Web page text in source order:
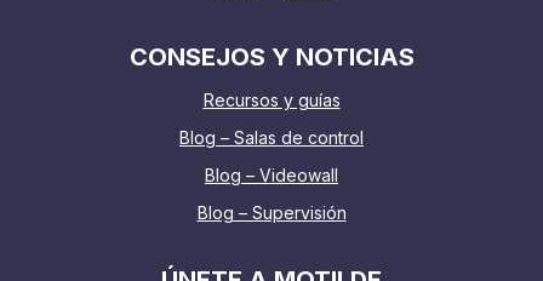
CONSEJOS Y NOTICIAS
Recursos y guías
Blog – Salas de control
Blog – Videowall
Blog – Supervisión